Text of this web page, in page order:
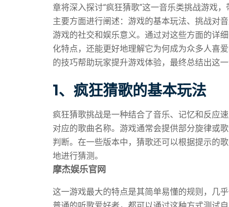
章将深入探讨“疯狂猜歌”这一音乐类挑战游戏
主要方面进行阐述：游戏的基本玩法、挑战对
游戏的社交和娱乐意义。通过对这些方面的详
化特点，还能更好地理解它为何成为众多人喜
的技巧帮助玩家提升游戏体验，最终总结出这
1、疯狂猜歌的基本玩法
疯狂猜歌挑战是一种结合了音乐、记忆和反应
对应的歌曲名称。游戏通常会提供部分旋律或
判断。在一些版本中，猜歌还可以根据提示的
地进行猜测。
摩杰娱乐官网
这一游戏最大的特点是其简单易懂的规则，几